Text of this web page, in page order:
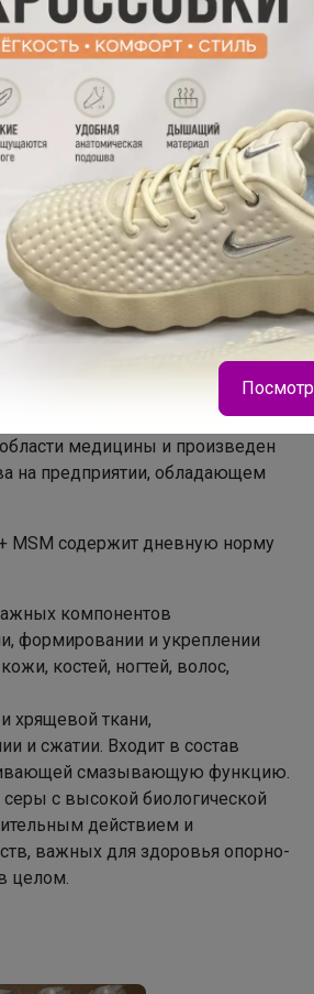
антислеживающий стеарат
аморфный.
лет, беременным и кормящим
предназначенный для
суставов. Состоит из
хондроитина и
друг друга.
медицины и произведен
на предприятии, обладающем
MSM содержит дневную норму
компонентов
формировании и укреплении
костей, ногтей, волос,
хрящевой ткани,
и сжатии. Входит в состав
смазывающую функцию.
с высокой биологической
действием и
важных для здоровья опорно-
целом.
Эмилия!
кроссовок СПРАНДИ
Брюнетка
Котофей уже в наличии!